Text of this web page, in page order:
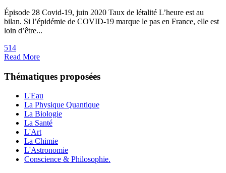
Épisode 28 Covid-19, juin 2020 Taux de létalité L’heure est au
bilan. Si l’épidémie de COVID-19 marque le pas en France, elle est
loin d’être...
514
Read More
Thématiques proposées
L'Eau
La Physique Quantique
La Biologie
La Santé
L'Art
La Chimie
L'Astronomie
Conscience & Philosophie.